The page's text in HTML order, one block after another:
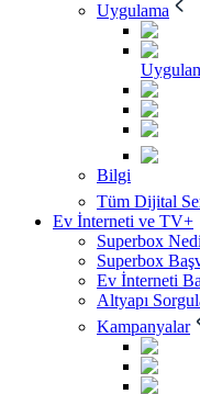
Uygulama
Bilgi
Tüm Dijital
Ev İnterneti ve TV+
Superbox
Superbox
Ev İnterneti
Altyapı
Kampanyalar